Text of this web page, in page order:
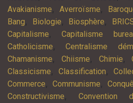
Avakianisme,Averroïsme,
Bang, Biologie, Biosphère,
Capitalisme,Capitalisme
Catholicisme,Centralisme
Chamanisme, Chiisme, Chimie,
Classicisme, Classification,
Commerce, Communisme,
Constructivisme, Convention